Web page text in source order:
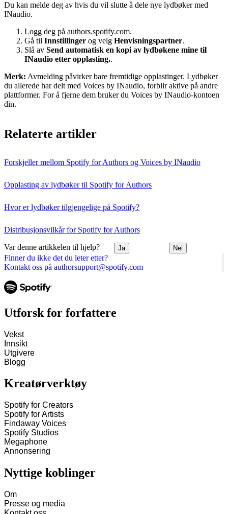
Finner du ikke det du leter etter?
Kontakt oss på authorsupport@spotify.com
Du kan melde deg av hvis du vil slutte å dele nye lydbøker med
INaudio.
Logg deg på authors.spotify.com.
Gå til Innstillinger og velg Henvisningspartner.
Slå av Send automatisk en kopi av lydbøkene mine til
INaudio etter opplasting..
Merk: Avmelding påvirker bare fremtidige opplastinger. Lydbøker
du allerede har delt med Voices by INaudio, forblir aktive på andre
plattformer. For å fjerne dem bruker du Voices by INaudio-kontoen
din.
Relaterte artikler
Forskjeller mellom Spotify for Authors og Voices by INaudio
Opplasting av lydbøker til Spotify for Authors
Hvor er lydbøker tilgjengelige på Spotify?
Distribusjonsvilkår for Spotify for Authors
Var denne artikkelen til hjelp? Ja Nei
Utforsk for forfattere
Vekst
Innsikt
Utgivere
Blogg
Kreatørverktøy
Spotify for Creators
Spotify for Artists
Findaway Voices
Spotify Studios
Megaphone
Annonsering
Nyttige koblinger
Om
Presse og media